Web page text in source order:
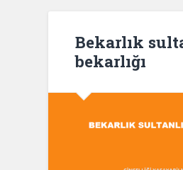
Bekarlık
bekarlığı